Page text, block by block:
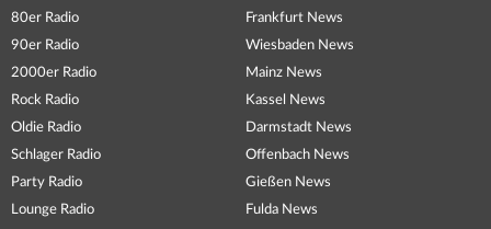
80er Radio
90er Radio
2000er Radio
Rock Radio
Oldie Radio
Schlager Radio
Party Radio
Lounge Radio
Frankfurt News
Wiesbaden News
Mainz News
Kassel News
Darmstadt News
Offenbach News
Gießen News
Fulda News